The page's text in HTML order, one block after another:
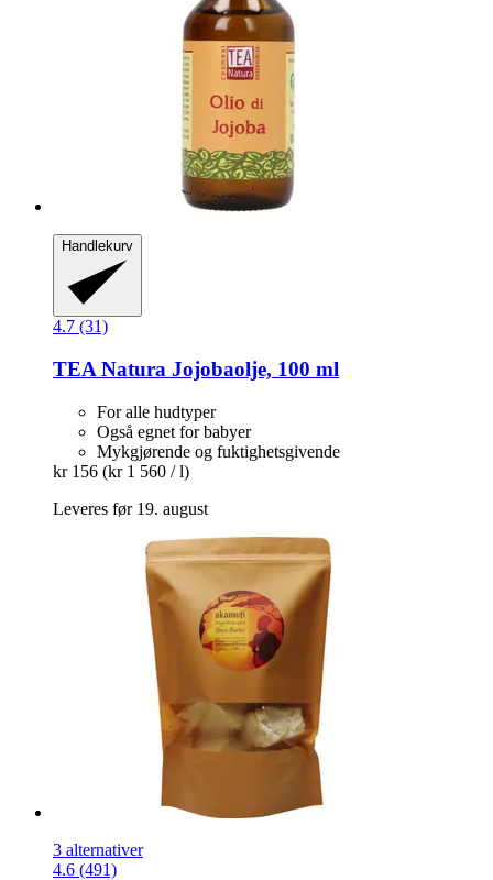
Handlekurv
4.7 (31)
TEA Natura Jojobaolje, 100 ml
For alle hudtyper
Også egnet for babyer
Mykgjørende og fuktighetsgivende
kr 156 (kr 1 560 / l)
Leveres før 19. august
3 alternativer
4.6 (491)